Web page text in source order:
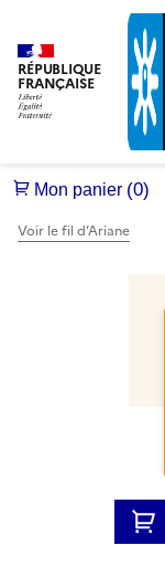
RÉPUBLIQUE
FRANÇAISE
Voir le fil d’Ariane